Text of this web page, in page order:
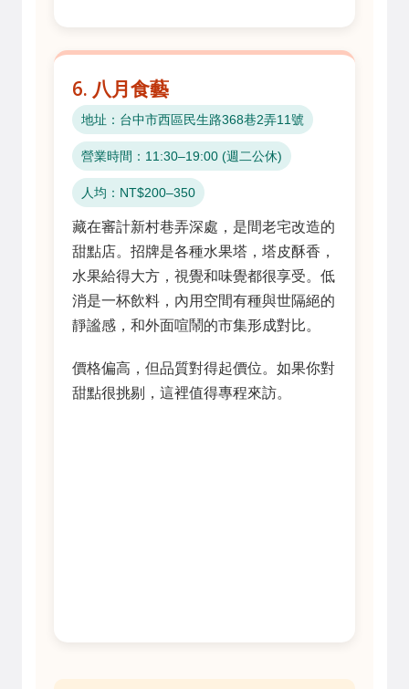
6. 八月食藝
地址：台中市西區民生路368巷2弄11號
營業時間：11:30–19:00 (週二公休)
人均：NT$200–350
藏在審計新村巷弄深處，是間老宅改造的
甜點店。招牌是各種水果塔，塔皮酥香，
水果給得大方，視覺和味覺都很享受。低
消是一杯飲料，內用空間有種與世隔絕的
靜謐感，和外面喧鬧的市集形成對比。
價格偏高，但品質對得起價位。如果你對
甜點很挑剔，這裡值得專程來訪。